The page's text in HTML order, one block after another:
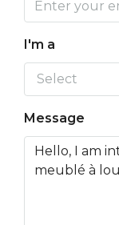
I'm a
Select
Message